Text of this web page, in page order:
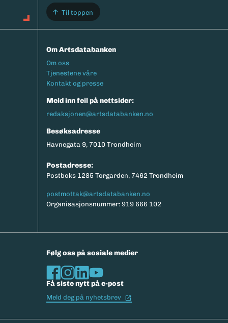
Til toppen
Om Artsdatabanken
Footermeny
Om oss
Tjenestene våre
Kontakt og presse
Meld inn feil på nettsider:
redaksjonen@artsdatabanken.no
Besøksadresse
Havnegata 9, 7010 Trondheim
Postadresse:
Postboks 1285 Torgarden, 7462 Trondheim
postmottak@artsdatabanken.no
Organisasjonsnummer: 919 666 102
Følg oss på sosiale medier
Få siste nytt på e-post
Meld deg på nyhetsbrev